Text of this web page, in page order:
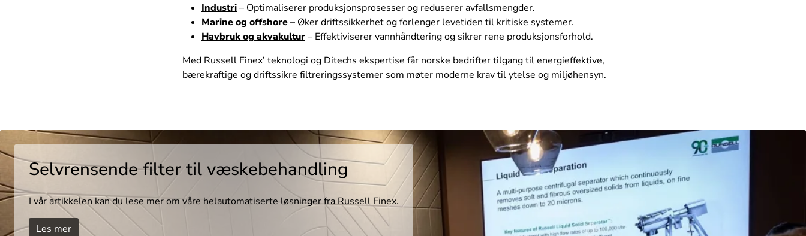
Industri– Optimaliserer produksjonsprosesser og reduserer avfallsmengder.
Marine og offshore– Øker driftssikkerhet og forlenger levetiden til kritiske systemer.
Havbruk og akvakultur– Effektiviserer vannhåndtering og sikrer rene produksjonsforhold.
Med Russell Finex’ teknologi og Ditechs ekspertise får norske bedrifter tilgang til energieffektive,
bærekraftige og driftssikre filtreringssystemer som møter moderne krav til ytelse og miljøhensyn.
Selvrensende filter til væskebehandling
I vår artikkelen kan du lese mer om våre helautomatiserte løsninger fra Russell Finex.
Les mer